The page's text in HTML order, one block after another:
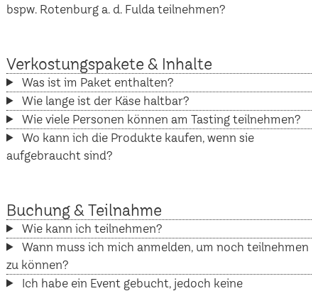
bspw. Rotenburg a. d. Fulda teilnehmen?
Verkostungspakete & Inhalte
Was ist im Paket enthalten?
Wie lange ist der Käse haltbar?
Wie viele Personen können am Tasting teilnehmen?
Wo kann ich die Produkte kaufen, wenn sie
aufgebraucht sind?
Buchung & Teilnahme
Wie kann ich teilnehmen?
Wann muss ich mich anmelden, um noch teilnehmen
zu können?
Ich habe ein Event gebucht, jedoch keine